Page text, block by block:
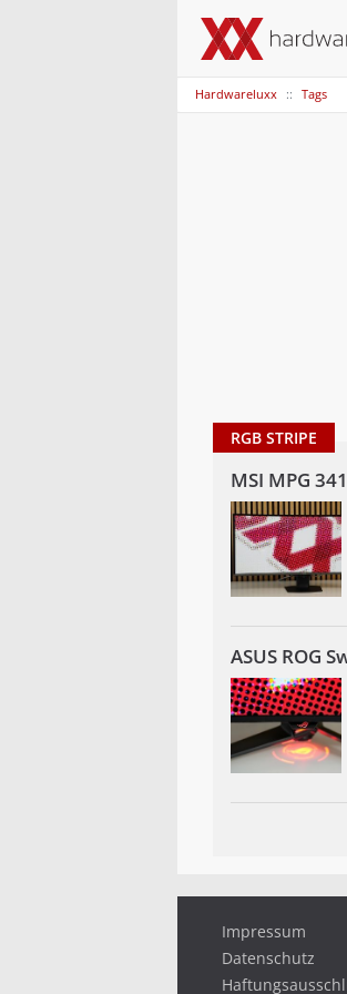
Hardwareluxx Tags
RGB STRIPE
MSI MPG
ASUS ROG
Impressum
Datenschutz